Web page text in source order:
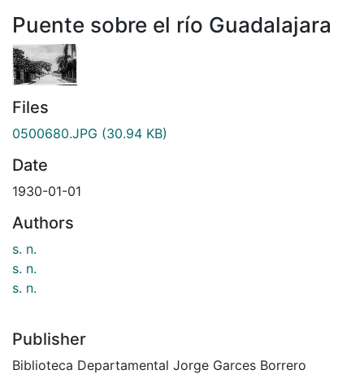
Puente sobre el río Guadalajara
Files
0500680.JPG (30.94 KB)
Date
1930-01-01
Authors
s. n.
s. n.
s. n.
Publisher
Biblioteca Departamental Jorge Garces Borrero